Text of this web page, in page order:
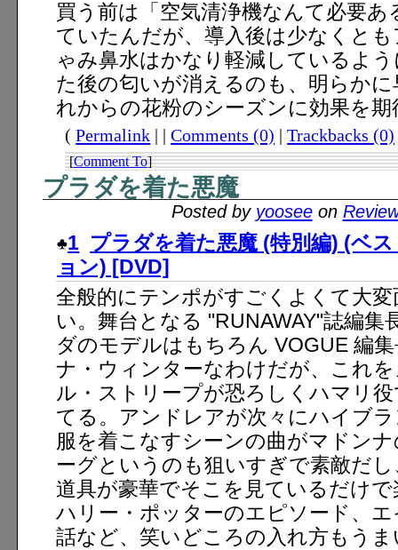
買う前は「空気清浄機なんて必要
ていたんだが、導入後は少なくと
ゃみ鼻水はかなり軽減しているよ
た後の匂いが消えるのも、明らか
れからの花粉のシーズンに効果を期
(Permalink | |Comments (0) |Trackbacks (0)
[Comment To]
プラダを着た悪魔
Posted by yooseeon
1 プラダを着た悪魔 (特別編) (ベ
ョン) [DVD]
全般的にテンポがすごくよくて大変
い。舞台となる "RUNAWAY"誌編集
ダのモデルはもちろん VOGUE 編
ナ・ウィンターなわけだが、これ
ル・ストリープが恐ろしくハマリ
てる。アンドレアが次々にハイブ
服を着こなすシーンの曲がマドン
ーグというのも狙いすぎで素敵だ
道具が豪華でそこを見ているだけ
ハリー・ポッターのエピソード、
話など、笑いどころの入れ方もうま